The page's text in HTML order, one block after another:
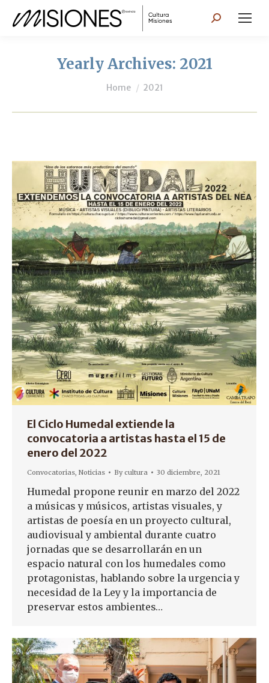
Search:
Yearly Archives: 2021
You are here:
Home 2021
El Ciclo Humedal extiende la
convocatoria a artistas hasta el 15 de
enero del 2022
Convocatorias, Noticias Bycultura 30 diciembre, 2021
Humedal propone reunir en marzo del 2022
a músicas y músicos, artistas visuales, y
artistas de poesía en un proyecto cultural,
audiovisual y ambiental durante cuatro
jornadas que se desarrollarán en un
espacio natural con los humedales como
protagonistas, hablando sobre la urgencia y
necesidad de la Ley y la importancia de
preservar estos ambientes…